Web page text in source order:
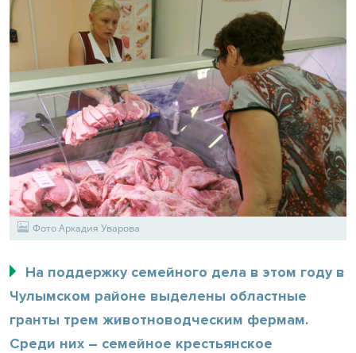
Фото Аркадия Уварова
На поддержку семейного дела в этом году в
Чулымском районе выделены областные
гранты трем животноводческим фермам.
Среди них – семейное крестьянское